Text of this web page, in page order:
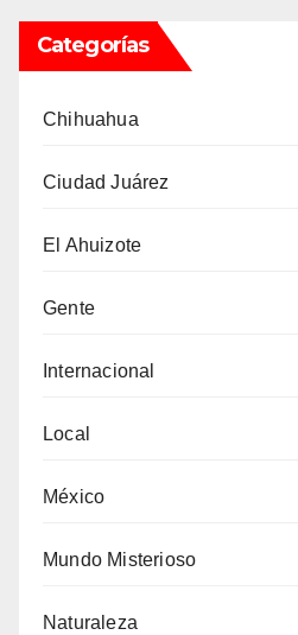
Categorías
Chihuahua
Ciudad Juárez
El Ahuizote
Gente
Internacional
Local
México
Mundo Misterioso
Naturaleza